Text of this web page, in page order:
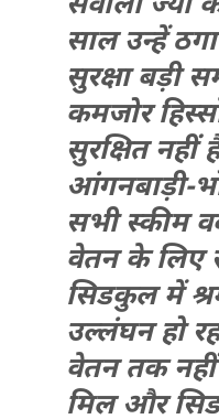
साल उन्हें
सुरक्षा बड़ी
कमजोर
सुरक्षित
आंगनबाड़ी-
सभी स्कीम
वेतन के लिए
सिडकुल में
उल्लंघन हो
वेतन तक नहीं
मिल और